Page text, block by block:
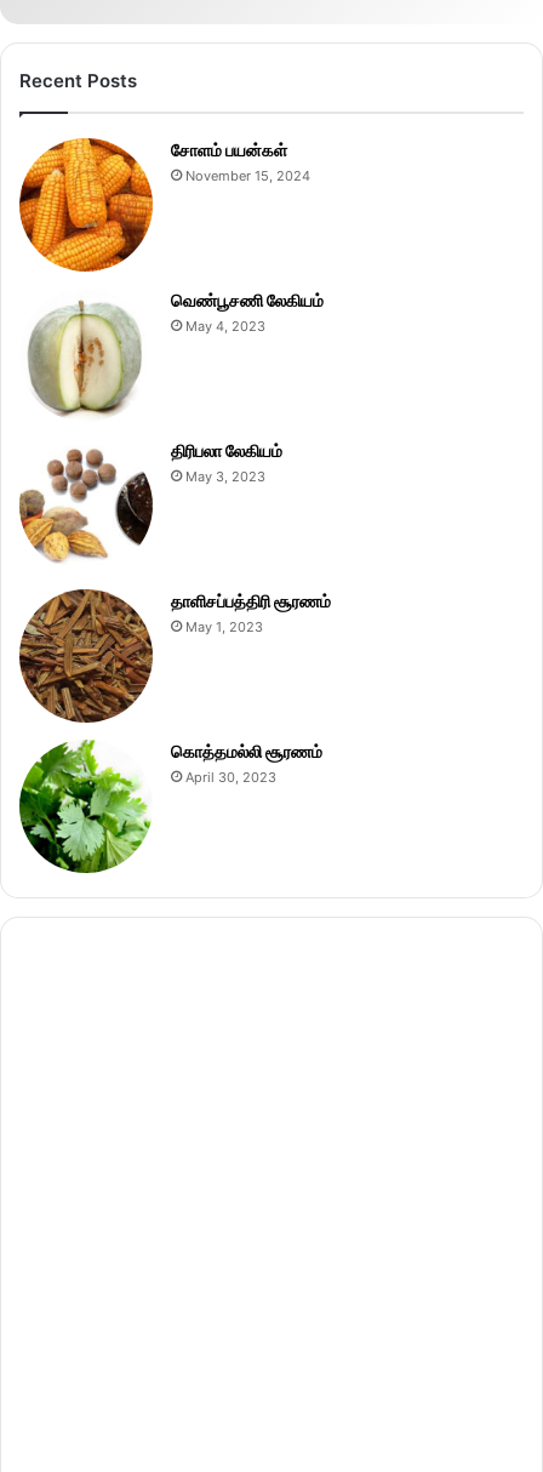
Recent Posts
சோளம் பயன்கள்
November 15, 2024
வெண்பூசணி லேகியம்
May 4, 2023
திரிபலா லேகியம்
May 3, 2023
தாளிசப்பத்திரி சூரணம்
May 1, 2023
கொத்தமல்லி சூரணம்
April 30, 2023